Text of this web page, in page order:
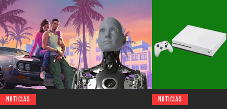
NOTICIAS NOTICIAS